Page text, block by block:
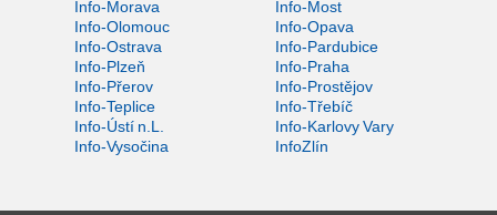
Info-Morava
Info-Most
Info-Olomouc
Info-Opava
Info-Ostrava
Info-Pardubice
Info-Plzeň
Info-Praha
Info-Přerov
Info-Prostějov
Info-Teplice
Info-Třebíč
Info-Ústí n.L.
Info-Karlovy Vary
Info-Vysočina
InfoZlín